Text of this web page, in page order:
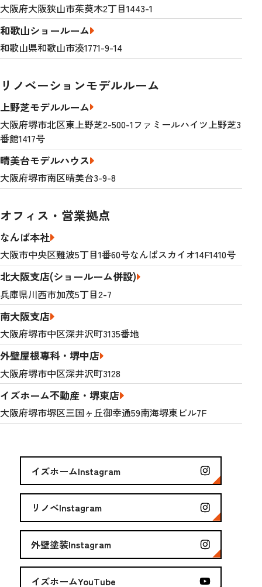
大阪府大阪狭山市茱萸木2丁目1443-1
和歌山ショールーム
和歌山県和歌山市湊1771-9-14
リノベーションモデルルーム
上野芝モデルルーム
大阪府堺市北区東上野芝2-500-1ファミールハイツ上野芝3
番館1417号
晴美台モデルハウス
大阪府堺市南区晴美台3-9-8
オフィス・営業拠点
なんば本社
大阪市中央区難波5丁目1番60号なんばスカイオ14F1410号
北大阪支店(ショールーム併設)
兵庫県川西市加茂5丁目2-7
南大阪支店
大阪府堺市中区深井沢町3135番地
外壁屋根専科・堺中店
大阪府堺市中区深井沢町3128
イズホーム不動産・堺東店
大阪府堺市堺区三国ヶ丘御幸通59南海堺東ビル7F
イズホームInstagram
リノベInstagram
外壁塗装Instagram
イズホームYouTube